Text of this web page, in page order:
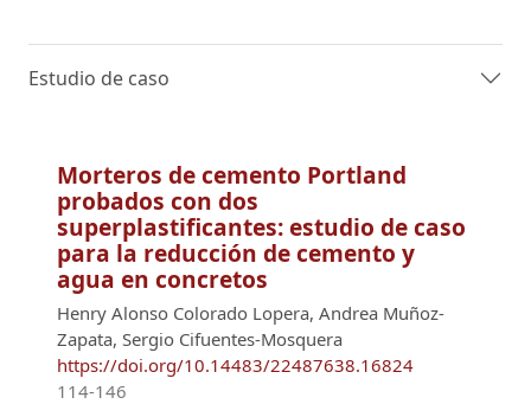
Estudio de caso
Morteros de cemento Portland
probados con dos
superplastificantes: estudio de caso
para la reducción de cemento y
agua en concretos
Henry Alonso Colorado Lopera, Andrea Muñoz-
Zapata, Sergio Cifuentes-Mosquera
https://doi.org/10.14483/22487638.16824
114-146